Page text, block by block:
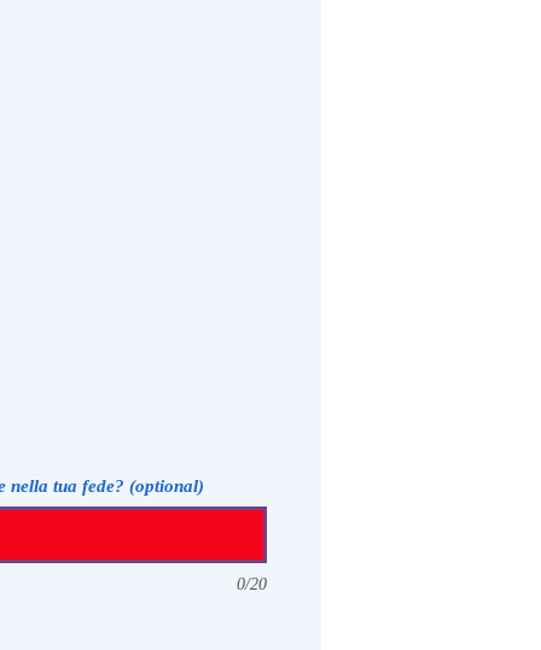
nella tua fede? (optional)
0/20